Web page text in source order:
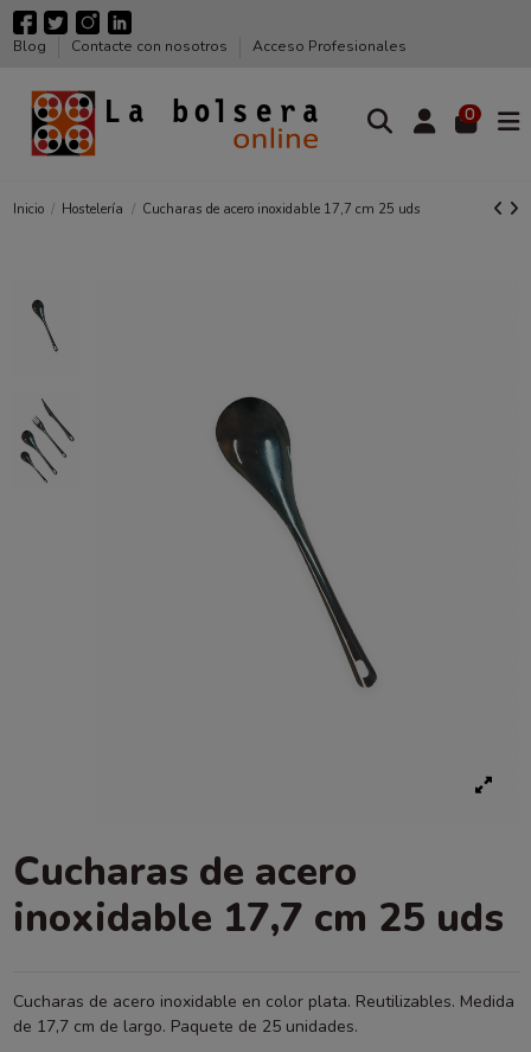
Blog Contacte con nosotros Acceso Profesionales
0
Inicio Hostelería Cucharas de acero inoxidable 17,7 cm 25 uds
Cucharas de acero
inoxidable 17,7 cm 25 uds
Cucharas de acero inoxidable en color plata. Reutilizables. Medida
de 17,7 cm de largo. Paquete de 25 unidades.